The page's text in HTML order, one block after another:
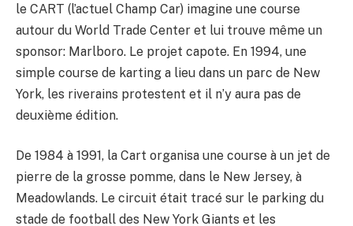
le CART (l’actuel Champ Car) imagine une course
autour du World Trade Center et lui trouve même un
sponsor: Marlboro. Le projet capote. En 1994, une
simple course de karting a lieu dans un parc de New
York, les riverains protestent et il n’y aura pas de
deuxième édition.
De 1984 à 1991, la Cart organisa une course à un jet de
pierre de la grosse pomme, dans le New Jersey, à
Meadowlands. Le circuit était tracé sur le parking du
stade de football des New York Giants et les